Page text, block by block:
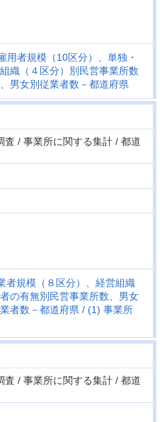
用者規模（10区分）、単独・
織（４区分）別民営事業所数
男女別従業者数－都道府県
査 / 事業所に関する集計 / 都道
者規模（８区分）、経営組織
の有無別民営事業所数、男女
者数－都道府県
(1) 事業所
査 / 事業所に関する集計 / 都道